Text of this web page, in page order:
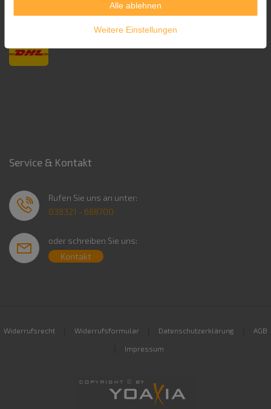
Service & Kontakt
Rufen Sie uns an unter:
038321 - 688700
oder schreiben Sie uns:
Kontakt
Widerrufsrecht Widerrufsformular Datenschutzerklärung AGB
Impressum
Alle ablehnen
Weitere Einstellungen